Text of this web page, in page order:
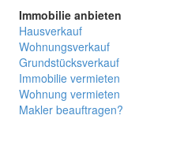
Immobilie anbieten
Hausverkauf
Wohnungsverkauf
Grundstücksverkauf
Immobilie vermieten
Wohnung vermieten
Makler beauftragen?